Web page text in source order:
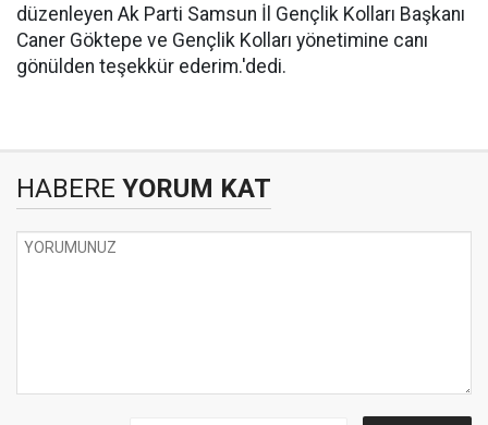
düzenleyen Ak Parti Samsun İl Gençlik Kolları Başkanı
Caner Göktepe ve Gençlik Kolları yönetimine canı
gönülden teşekkür ederim.'dedi.
HABERE YORUM KAT